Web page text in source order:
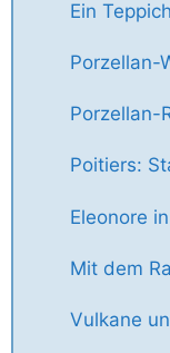
Ein
Porzellan-
Porzellan-
Poitiers:
Eleonore
Mit dem
Vulkane